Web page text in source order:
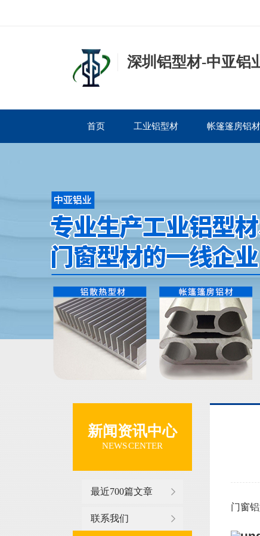
深圳铝型材-中亚铝
首页 工业铝型材 帐篷篷房铝材
新闻资讯中心
NEWS CENTER
最近700篇文章
联系我们
门窗